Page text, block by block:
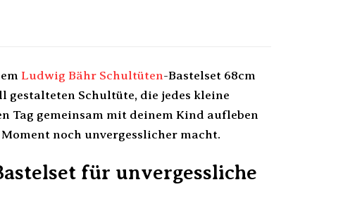
Ludwig Bähr Schultüten-Bastelset 68cm
gestalteten Schultüte, die jedes kleine
Tag gemeinsam mit deinem Kind aufleben
noch unvergesslicher macht.
für unvergessliche